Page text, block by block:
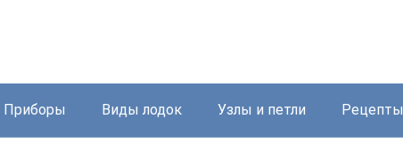
Приборы Виды лодок Узлы и петли Рецепты